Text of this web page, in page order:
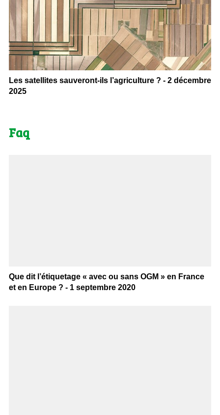
Les satellites sauveront-ils l’agriculture ? - 2 décembre
2025
Faq
Que dit l’étiquetage « avec ou sans OGM » en France
et en Europe ? - 1 septembre 2020